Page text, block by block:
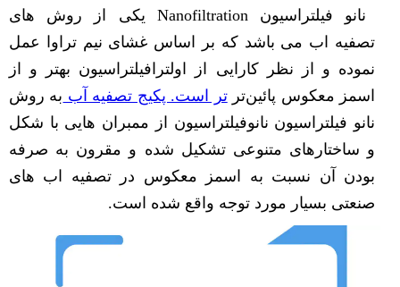
نانو فیلتراسیون Nanofiltration یکی از روش های
تصفیه اب می باشد که بر اساس غشای نیم تراوا عمل
نموده و از نظر کارایی از اولترافیلتراسیون بهتر و از
اسمز معکوس پائین‌ترتر است. پکیج تصفیه آب به روش
نانو فیلتراسیون نانوفیلتراسیون از ممبران هایی با شکل
و ساختارهای متنوعی تشکیل شده و مقرون به صرفه
بودن آن نسبت به اسمز معکوس در تصفیه اب های
صنعتی بسیار مورد توجه واقع شده است.